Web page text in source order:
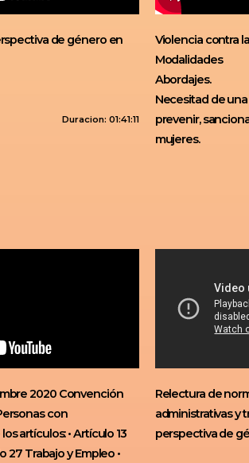
de género en
Duracion: 01:41:11
Violencia contra
Modalidades
Abordajes.
Necesitad de
prevenir,
mujeres.
2020 Convención
con
artículos: • Artículo 13
27 Trabajo y Empleo •
Relectura de
administrativas y
perspectiva de